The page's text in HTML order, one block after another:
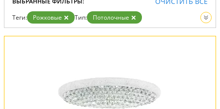
Теги: Рожковые Тип:
Потолочные
Вид:
Светильники